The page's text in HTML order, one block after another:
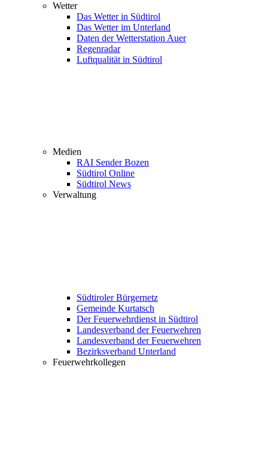
Wetter
Das Wetter in Südtirol
Das Wetter im Unterland
Daten der Wetterstation Auer
Regenradar
Luftqualität in Südtirol
Medien
RAI Sender Bozen
Südtirol Online
Südtirol News
Verwaltung
Südtiroler Bürgernetz
Gemeinde Kurtatsch
Der Feuerwehrdienst in Südtirol
Landesverband der Feuerwehren
Landesverband der Feuerwehren
Bezirksverband Unterland
Feuerwehrkollegen